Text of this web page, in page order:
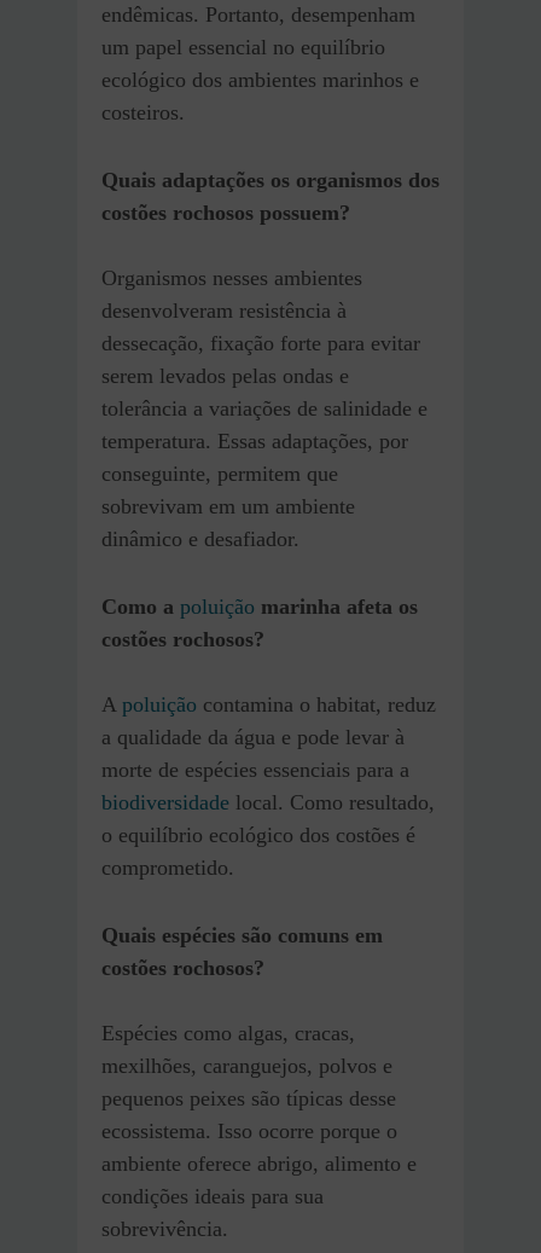
endêmicas. Portanto, desempenham
um papel essencial no equilíbrio
ecológico dos ambientes marinhos e
costeiros.
Quais adaptações os organismos dos
costões rochosos possuem?
Organismos nesses ambientes
desenvolveram resistência à
dessecação, fixação forte para evitar
serem levados pelas ondas e
tolerância a variações de salinidade e
temperatura. Essas adaptações, por
conseguinte, permitem que
sobrevivam em um ambiente
dinâmico e desafiador.
Como a poluição marinha afeta os
costões rochosos?
A poluição contamina o habitat, reduz
a qualidade da água e pode levar à
morte de espécies essenciais para a
biodiversidade local. Como resultado,
o equilíbrio ecológico dos costões é
comprometido.
Quais espécies são comuns em
costões rochosos?
Espécies como algas, cracas,
mexilhões, caranguejos, polvos e
pequenos peixes são típicas desse
ecossistema. Isso ocorre porque o
ambiente oferece abrigo, alimento e
condições ideais para sua
sobrevivência.